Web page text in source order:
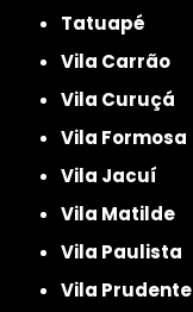
Tatuapé
Vila Carrão
Vila Curuçá
Vila Formosa
Vila Jacuí
Vila Matilde
Vila Paulista
Vila Prudente